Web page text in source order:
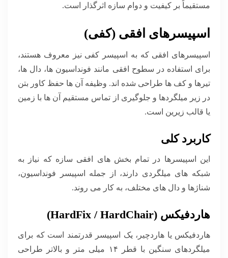
مستقیماً بر کیفیت و دوام سازه اثرگذار است.
اسپیسرهای افقی (کفی)
اسپیسرهای افقی که به اسپیسر کفی نیز معروف هستند،
برای استفاده در سطوح افقی مانند فونداسیون ها، دال ها،
تیرها و کف ها طراحی شده اند. وظیفه آن ها حفظ کاور بتن
در زیر میلگردها و جلوگیری از تماس مستقیم آن ها با زمین
یا قالب زیرین است.
کاربرد کلی
این اسپیسرها در تمام بخش های افقی سازه که نیاز به
شبکه های میلگردی دارند، از جمله اسپیسر فونداسیون،
شناژها و دال های مختلف، به کار می روند.
هاردفیکس (HardFix / HardChair)
هاردفیکس یا هاردچیر، یک اسپیسر قدرتمند است که برای
میلگردهای سنگین با قطر ۱۴ میلی متر و بالاتر طراحی